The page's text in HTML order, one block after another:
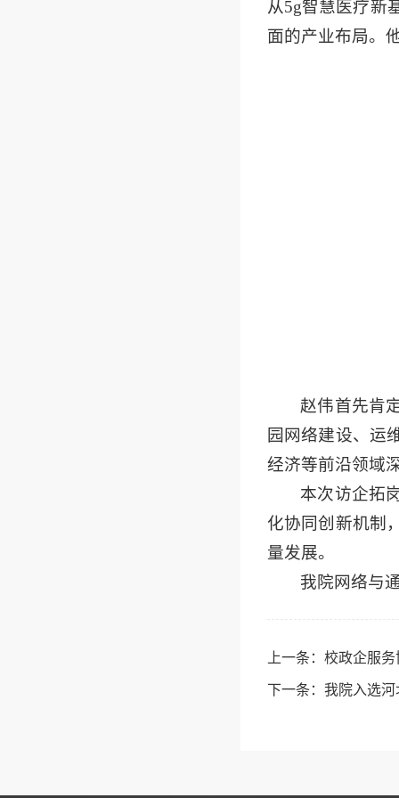
从5g智慧医疗新
面的产业布局。
赵伟首先肯
园网络建设、运
经济等前沿领域
本次访企拓
化协同创新机制
量发展。
我院网络与
上一条： 校政企服
下一条： 我院入选